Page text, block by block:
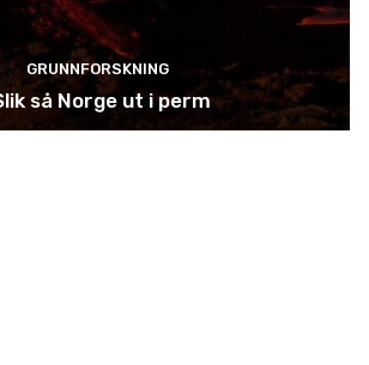
GRUNNFORSKNING
så Norge ut i perm